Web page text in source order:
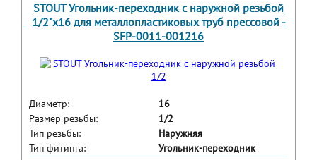
STOUT Угольник-переходник с наружной резьбой
1/2"х16 для металлопластиковых труб прессовой -
SFP-0011-001216
Диаметр:
16
Размер резьбы:
1/2
Тип резьбы:
Наружняя
Тип фитинга:
Угольник-переходник